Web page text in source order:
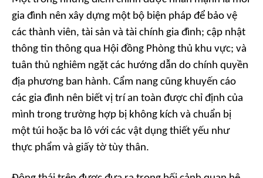
gia đình nên xây dựng một bộ biện pháp để bảo vệ
các thành viên, tài sản và tài chính gia đình; cập nhật
thông tin thông qua Hội đồng Phòng thủ khu vực; và
tuân thủ nghiêm ngặt các hướng dẫn do chính quyền
địa phương ban hành. Cẩm nang cũng khuyến cáo
các gia đình nên biết vị trí an toàn được chỉ định của
mình trong trường hợp bị không kích và chuẩn bị
một túi hoặc ba lô với các vật dụng thiết yếu như
thực phẩm và giấy tờ tùy thân.